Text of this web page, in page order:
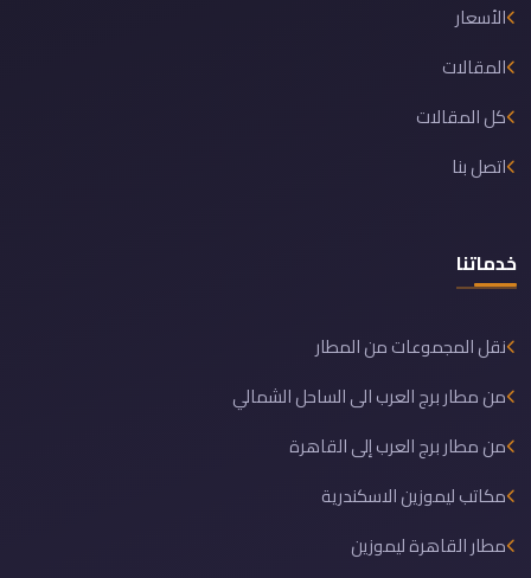
الأسعار
المقالات
كل المقالات
اتصل بنا
خدماتنا
نقل المجموعات من المطار
من مطار برج العرب الى الساحل الشمالي
من مطار برج العرب إلى القاهرة
مكاتب ليموزين الاسكندرية
مطار القاهرة ليموزين